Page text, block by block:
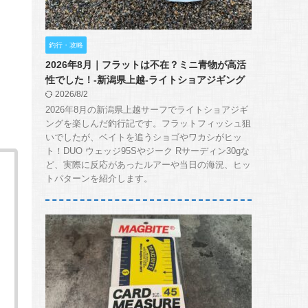
釣行・攻略
2026年8月｜フラットは不在？ミニ青物が高活
性でした！-新潟県上越-ライトショアジギング
2026/8/2
2026年8月の新潟県上越サーフでライトショアジギ
ングを楽しんだ釣行記です。フラットフィッシュ狙
いでしたが、ベイトを追うショゴやワカシがヒッ
ト！DUO ウェッジ95Sやジーク Rサーディン30gな
ど、実際に反応があったルアーや当日の海況、ヒッ
トパターンを紹介します。